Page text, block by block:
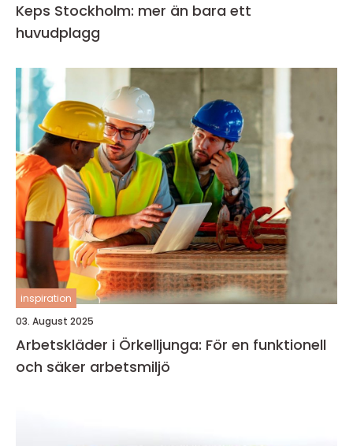
Keps Stockholm: mer än bara ett
huvudplagg
inspiration
03. August 2025
Arbetskläder i Örkelljunga: För en funktionell
och säker arbetsmiljö